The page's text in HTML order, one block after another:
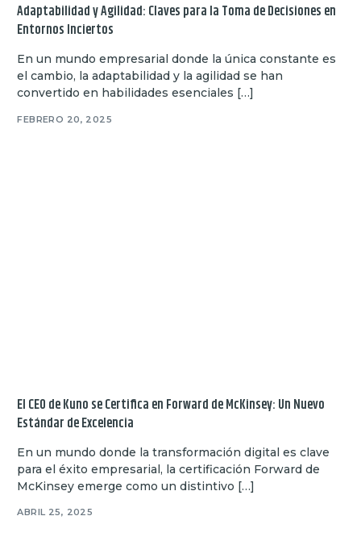
Adaptabilidad y Agilidad: Claves para la Toma de Decisiones en
Entornos Inciertos
En un mundo empresarial donde la única constante es
el cambio, la adaptabilidad y la agilidad se han
convertido en habilidades esenciales […]
FEBRERO 20, 2025
El CEO de Kuno se Certifica en Forward de McKinsey: Un Nuevo
Estándar de Excelencia
En un mundo donde la transformación digital es clave
para el éxito empresarial, la certificación Forward de
McKinsey emerge como un distintivo […]
ABRIL 25, 2025